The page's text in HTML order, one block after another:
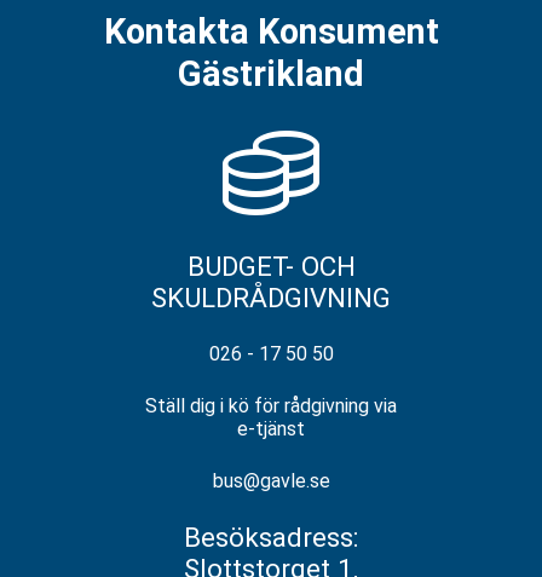
Kontakta Konsument
Gästrikland
BUDGET- OCH
SKULDRÅDGIVNING
026 - 17 50 50
Ställ dig i kö för rådgivning via
e-tjänst
bus@gavle.se
Besöksadress:
Slottstorget 1,